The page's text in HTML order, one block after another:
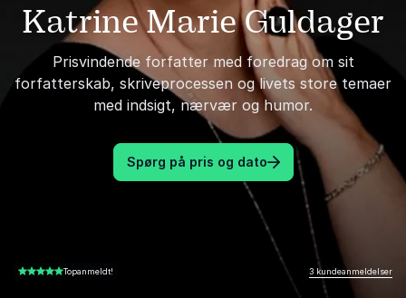
Katrine Marie Guldager
Prisvindende forfatter med foredrag om sit
forfatterskab, skriveprocessen og livets store temaer
med indsigt, nærvær og humor.
Spørg på pris og dato
4.67 ud af 5Topanmeldt! 3 kundeanmeldelser